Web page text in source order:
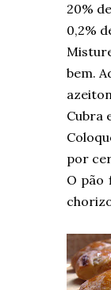
20%
0,2%
bem.
Cubra
por
O pão